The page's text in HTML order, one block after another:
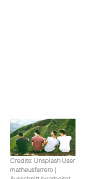
Credits: Unsplash User
matheusferrero |